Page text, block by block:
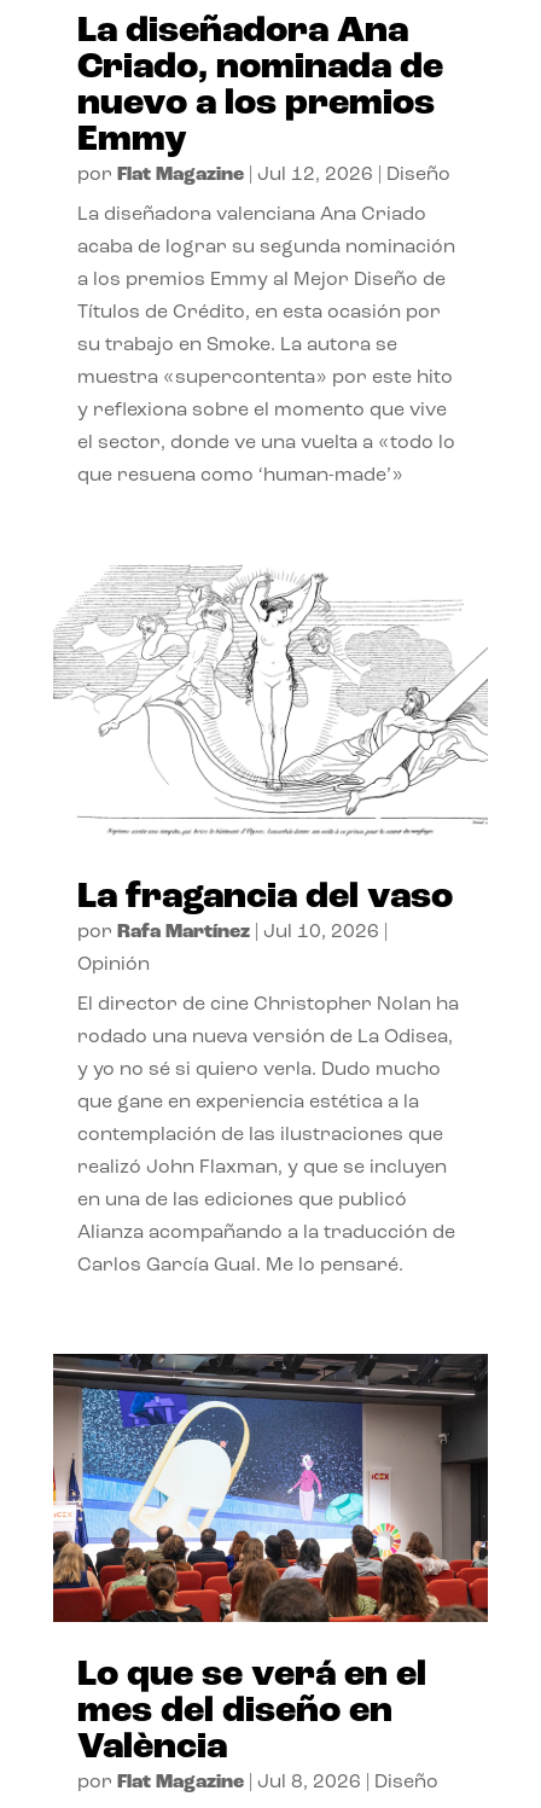
La diseñadora Ana
Criado, nominada de
nuevo a los premios
Emmy
por Flat Magazine| Jul 12, 2026 Diseño
La diseñadora valenciana Ana Criado
acaba de lograr su segunda nominación
a los premios Emmy al Mejor Diseño de
Títulos de Crédito, en esta ocasión por
su trabajo en Smoke. La autora se
muestra «supercontenta» por este hito
y reflexiona sobre el momento que vive
el sector, donde ve una vuelta a «todo lo
que resuena como ‘human-made’»
La fragancia del vaso
por Rafa Martínez| Jul 10, 2026
Opinión
El director de cine Christopher Nolan ha
rodado una nueva versión de La Odisea,
y yo no sé si quiero verla. Dudo mucho
que gane en experiencia estética a la
contemplación de las ilustraciones que
realizó John Flaxman, y que se incluyen
en una de las ediciones que publicó
Alianza acompañando a la traducción de
Carlos García Gual. Me lo pensaré.
Lo que se verá en el
mes del diseño en
València
por Flat Magazine| Jul 8, 2026 Diseño